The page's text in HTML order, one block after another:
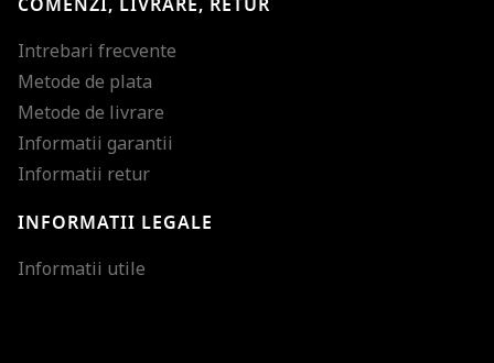
COMENZI, LIVRARE, RETUR
Intrebari frecvente
Metode de plata
Metode de livrare
Informatii garantii
Informatii retur
INFORMATII LEGALE
Informatii utile